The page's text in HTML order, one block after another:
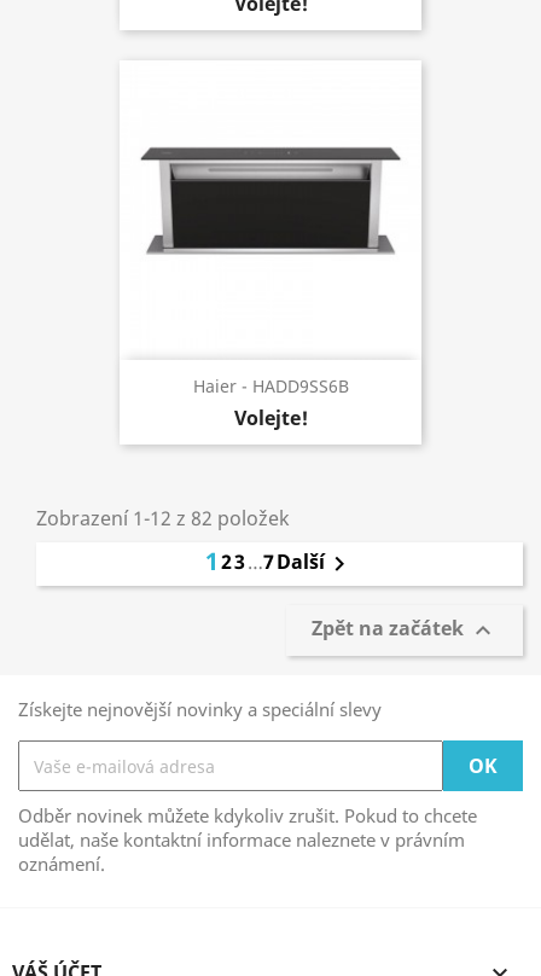
Haier - HADD9SS6B
Volejte!
Zobrazení 1-12 z 82 položek
1 23…7Další
Zpět na začátek 
Získejte nejnovější novinky a speciální slevy
Odběr novinek můžete kdykoliv zrušit. Pokud to chcete
udělat, naše kontaktní informace naleznete v právním
oznámení.